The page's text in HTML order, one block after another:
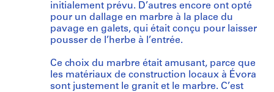
initialement prévu. D’autres encore ont opté
pour un dallage en marbre à la place du
pavage en galets, qui était conçu pour laisser
pousser de l’herbe à l’entrée.
Ce choix du marbre était amusant, parce que
les matériaux de construction locaux à Évora
sont justement le granit et le marbre. C’est